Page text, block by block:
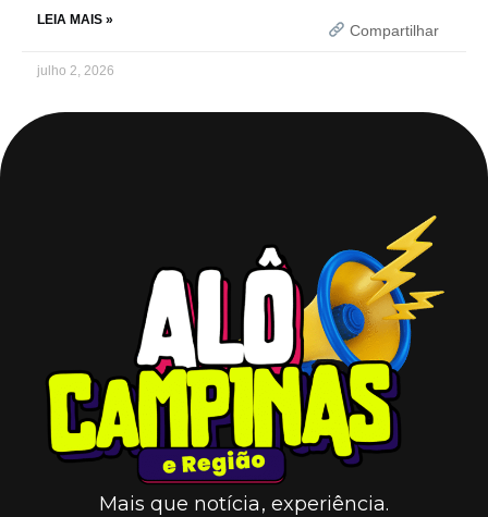
LEIA MAIS »
Compartilhar
julho 2, 2026
Mais que notícia, experiência.